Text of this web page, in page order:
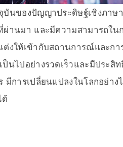
นของปัญญาประดิษฐ์เชิงภาษา
านมา และมีความสามารถใน
งให้เข้ากับสถานการณ์และกา
นไปอย่างรวดเร็วและมีประ
การเปลี่ยนแปลงในโลกอย่าง
ด้